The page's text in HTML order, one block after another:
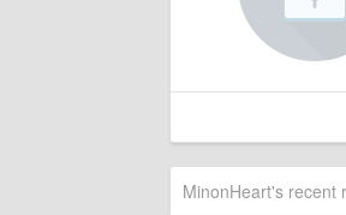
MinonHeart's recent